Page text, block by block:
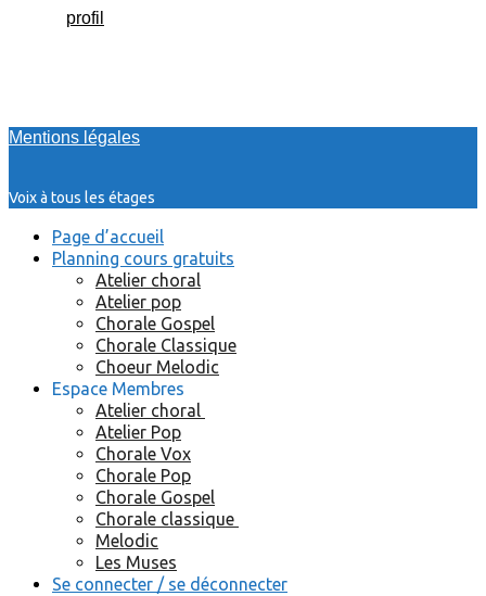
profil
Mentions légales
Voix à tous les étages
Page d’accueil
Planning cours gratuits
Atelier choral
Atelier pop
Chorale Gospel
Chorale Classique
Choeur Melodic
Espace Membres
Atelier choral
Atelier Pop
Chorale Vox
Chorale Pop
Chorale Gospel
Chorale classique
Melodic
Les Muses
Se connecter / se déconnecter